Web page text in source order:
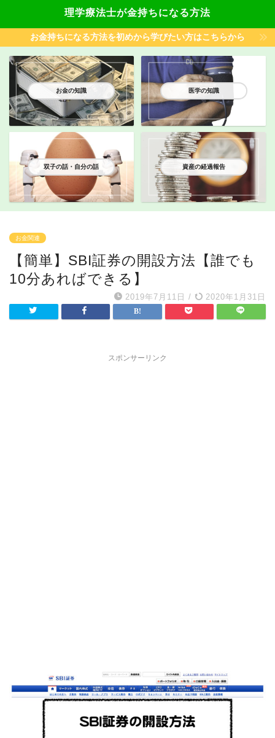
理学療法士が金持ちになる方法
お金持ちになる方法を初めから学びたい方はこちらから
お金の知識 医学の知識
双子の話・自分の話 資産の経過報告
お金関連
【簡単】SBI証券の開設方法【誰でも
10分あればできる】
2019年7月11日 / 2020年1月31日
スポンサーリンク